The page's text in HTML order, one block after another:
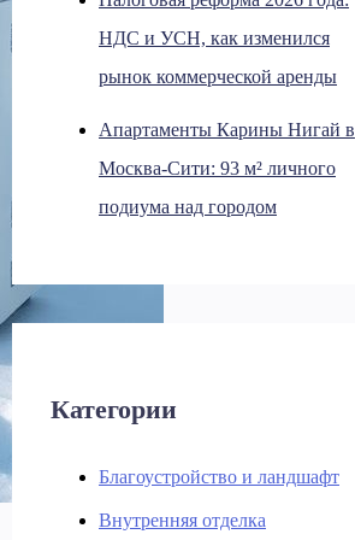
НДС и УСН, как изменился
рынок коммерческой аренды
Апартаменты Карины Нигай в
Москва-Сити: 93 м² личного
подиума над городом
Категории
Благоустройство и ландшафт
Внутренняя отделка